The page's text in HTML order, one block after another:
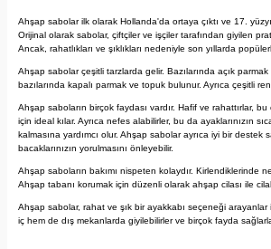
Ahşap sabolar ilk olarak Hollanda'da ortaya çıktı ve 17.
Orijinal olarak sabolar, çiftçiler ve işçiler tarafından giyilen
Ancak, rahatlıkları ve şıklıkları nedeniyle son yıllarda
Ahşap sabolar çeşitli tarzlarda gelir. Bazılarında açık
bazılarında kapalı parmak ve topuk bulunur. Ayrıca çeşitli
Ahşap saboların birçok faydası vardır. Hafif ve rahattırlar,
için ideal kılar. Ayrıca nefes alabilirler, bu da ayaklarınızın
kalmasına yardımcı olur. Ahşap sabolar ayrıca iyi bir destek
bacaklarınızın yorulmasını önleyebilir.
Ahşap saboların bakımı nispeten kolaydır. Kirlendiklerinde
Ahşap tabanı korumak için düzenli olarak ahşap cilası ile
Ahşap sabolar, rahat ve şık bir ayakkabı seçeneği arayanlar
iç hem de dış mekanlarda giyilebilirler ve birçok fayda